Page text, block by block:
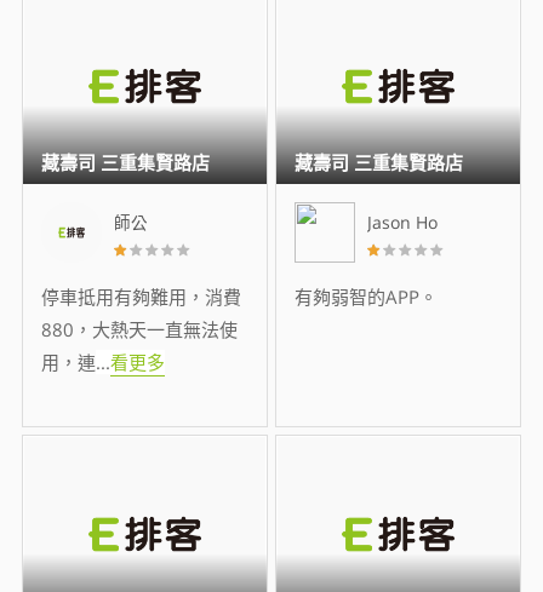
師公
停車抵用有夠難用，消費
880，大熱天一直無法使
用，連...看更多
藏壽司 三重集賢路店
Jason Ho
有夠弱智的APP。
藏壽司 三重集賢路店